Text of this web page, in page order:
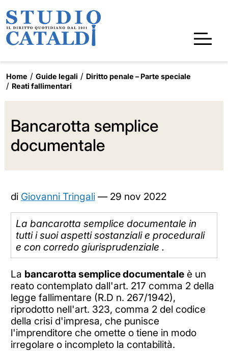
Home Guide legali
Diritto penale – Parte speciale
Reati fallimentari
Bancarotta semplice
documentale
di Giovanni Tringali— 29 nov 2022
La bancarotta semplice documentale in
tutti i suoi aspetti sostanziali e procedurali
e con corredo giurisprudenziale .
La bancarotta semplice documentaleè un
reato contemplato dall'art. 217 comma 2 della
legge fallimentare (R.D n. 267/1942),
riprodotto nell'art. 323, comma 2 del codice
della crisi d'impresa, che punisce
l'imprenditore che omette o tiene in modo
irregolare o incompleto la contabilità.